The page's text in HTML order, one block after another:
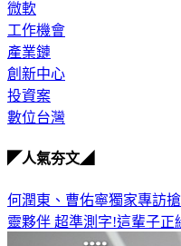
微軟
工作機會
產業鏈
創新中心
投資案
數位台灣
◤人氣夯文◢
何潤東、曹佑寧獨家專訪
靈夥伴 超準測字!這輩子正